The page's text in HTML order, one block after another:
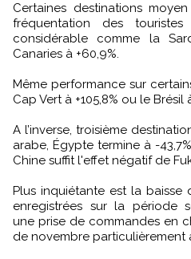
Certaines destinations
fréquentation des
considérable comme la
Canaries à +60,9%.
Même performance sur
Cap Vert à +105,8% ou le Brésil
A l’inverse, troisième
arabe, Égypte termine à -
Chine suffit l'effet négatif de
Plus inquiétante est la baisse
enregistrées sur la période
une prise de commandes en
de novembre particulièrement